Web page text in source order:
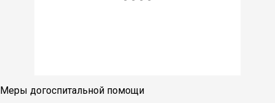
Меры догоспитальной помощи